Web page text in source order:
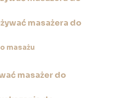
masażera do
masażu
masażer do